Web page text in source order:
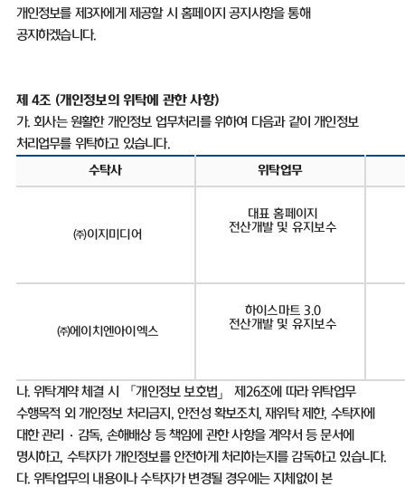
개인정보를 제 3자에게 제공할 시 홈페이지 공지사항을 통해
공지하겠습니다.
제 4조 (개인정보의 위탁에 관한 사항)
가.회사는 원활한 개인정보 업무처리를 위하여 다음과 같이 개인정보
처리업무를 위탁하고 있습니다.
수탁사 위탁업무
㈜이지미디어
대표 홈페이지
전산개발 및 유지보수
㈜에이치엔아이엑스
하이스마트 3.0
전산개발 및 유지보수
나.위탁계약 체결 시 「개인정보 보호법」 제 26조에 따라 위탁업무
수행목적 외 개인정보 처리금지 ,안전성 확보조치 ,재위탁 제한, 수탁자에
대한 관리
· 감독, 손해배상 등 책임에 관한 사항을 계약서 등 문서에
명시하고, 수탁자가 개인정보를 안전하게 처리하는지를 감독하고 있습니다.
다.위탁업무의 내용이나 수탁자가 변경될 경우에는 지체없이 본